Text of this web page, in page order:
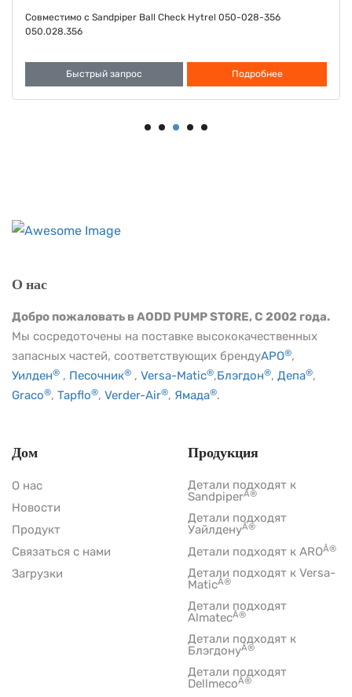
Совместимо с клапанным сиденьем Sandpiper Santoprene 722-
040-354 722.040.354
Быстрый запрос Подробнее
О нас
Добро пожаловать в AODD PUMP STORE, С 2002 года.
Мы сосредоточены на поставке высококачественных
запасных частей, соответствующих брендуАРО®,
Уилден® , Песочник® , Versa-Matic®,Блэгдон®, Депа®,
Graco®, Tapflo®, Verder-Air®, Ямада®.
Дом
О нас
Новости
Продукт
Связаться с нами
Загрузки
Продукция
Детали подходят к
SandpiperÂ®
Детали подходят
УайлденуÂ®
Детали подходят к AROÂ®
Детали подходят к Versa-
MaticÂ®
Детали подходят
AlmatecÂ®
Детали подходят к
БлэгдонуÂ®
Детали подходят
DellmecoÂ®